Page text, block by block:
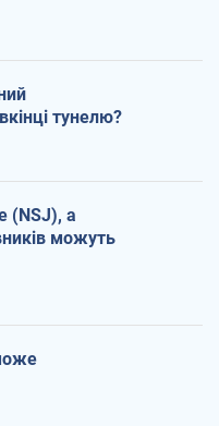
тунелю?
(NSJ), а
можуть